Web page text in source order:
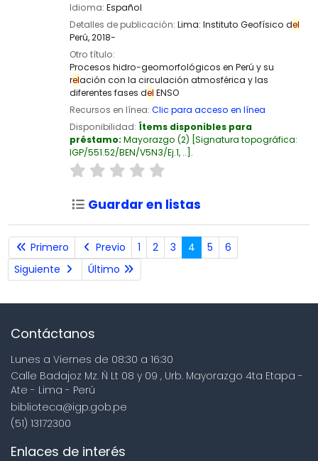
Idioma: Español
Detalles de publicación: Lima: Instituto Geofísico del
Perú,2018-
Otro título:
Procesos hidro-geomorfológicos en Perú y su
relación con la circulación atmosférica y las
diferentes fases del ENSO
Recursos en línea: Clic para acceso en línea
Disponibilidad: Ítems disponibles para
préstamo: Mayorazgo (2) Signatura topográfica:
IGP/551.52/BEN/V5N3/Ej.1, .. .
Guardar en listas
Primero Previo 1 2 3 4 5
6
Siguiente
Último
Contáctanos
Lunes a Viernes de 08:30 a 16:30
Calle Badajoz Mz. Ñ Lt 08 y 09 , Urb. Mayorazgo 4ta Etapa -
Ate - Lima - Perú
biblioteca@igp.gob.pe
(51) 13172300
Enlaces de interés